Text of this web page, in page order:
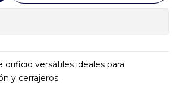
orificio versátiles ideales para
y cerrajeros.